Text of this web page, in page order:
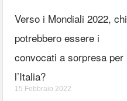
Verso i Mondiali 2022, chi
potrebbero essere i
convocati a sorpresa per
l’Italia?
15 Febbraio 2022